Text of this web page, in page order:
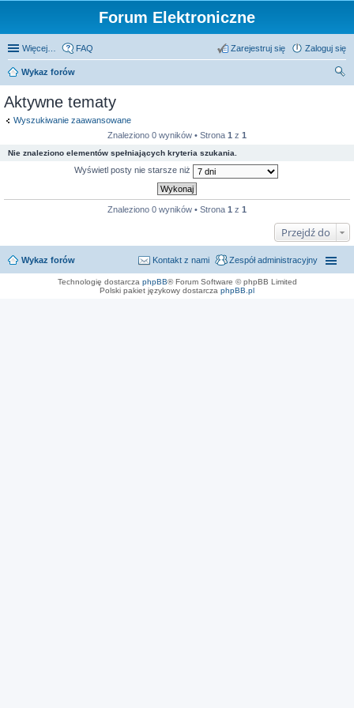
Forum Elektroniczne
Więcej… FAQ Zaloguj się
Zarejestruj się
Wykaz forów
Aktywne tematy
Wyszukiwanie zaawansowane
Znaleziono 0 wyników • Strona 1 z 1
Nie znaleziono elementów spełniających kryteria szukania.
Wyświetl posty nie starsze niż
Znaleziono 0 wyników • Strona 1 z 1
Przejdź do
Wykaz forów Zespół administracyjny
Kontakt z nami
Technologię dostarcza phpBB® Forum Software © phpBB Limited
Polski pakiet językowy dostarcza phpBB.pl